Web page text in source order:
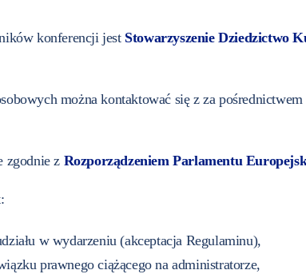
konferencji jest Stowarzyszenie Dziedzictwo
można kontaktować się z za
zgodnie z Rozporządzeniem Parlamentu
w wydarzeniu (akceptacja Regulaminu),
prawnego ciążącego na administratorze,